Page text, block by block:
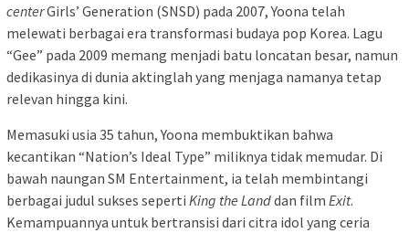
centerGirls’ Generation (SNSD) pada 2007, Yoona telah
melewati berbagai era transformasi budaya pop Korea. Lagu
“Gee” pada 2009 memang menjadi batu loncatan besar, namun
dedikasinya di dunia aktinglah yang menjaga namanya tetap
relevan hingga kini.
Memasuki usia 35 tahun, Yoona membuktikan bahwa
kecantikan “Nation’s Ideal Type” miliknya tidak memudar. Di
bawah naungan SM Entertainment, ia telah membintangi
berbagai judul sukses seperti King the Landdan film Exit.
Kemampuannya untuk bertransisi dari citra idol yang ceria